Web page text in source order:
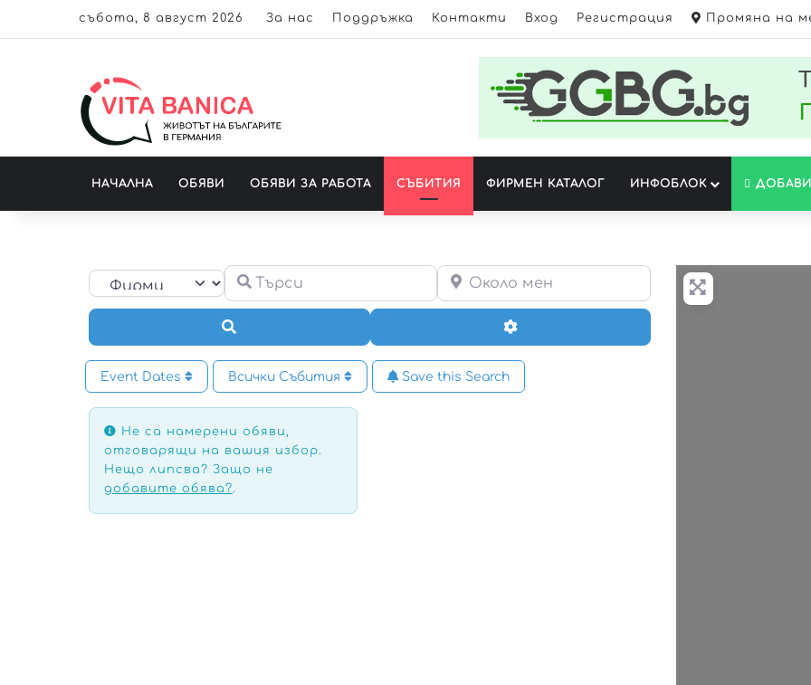
събота, 8 август 2026 За нас Поддръжка Контакти Вход Регистрация Промяна на
НАЧАЛНА ОБЯВИ ОБЯВИ ЗА РАБОТА СЪБИТИЯ ФИРМЕН КАТАЛОГ ИНФОБЛОК
Select search type Търси Около мен
Разширени Филтри
Event Dates Всички Събития Save this Search
Не са намерени обяви,
отговарящи на вашия избор.
Нещо липсва? Защо не
добавите обява?.